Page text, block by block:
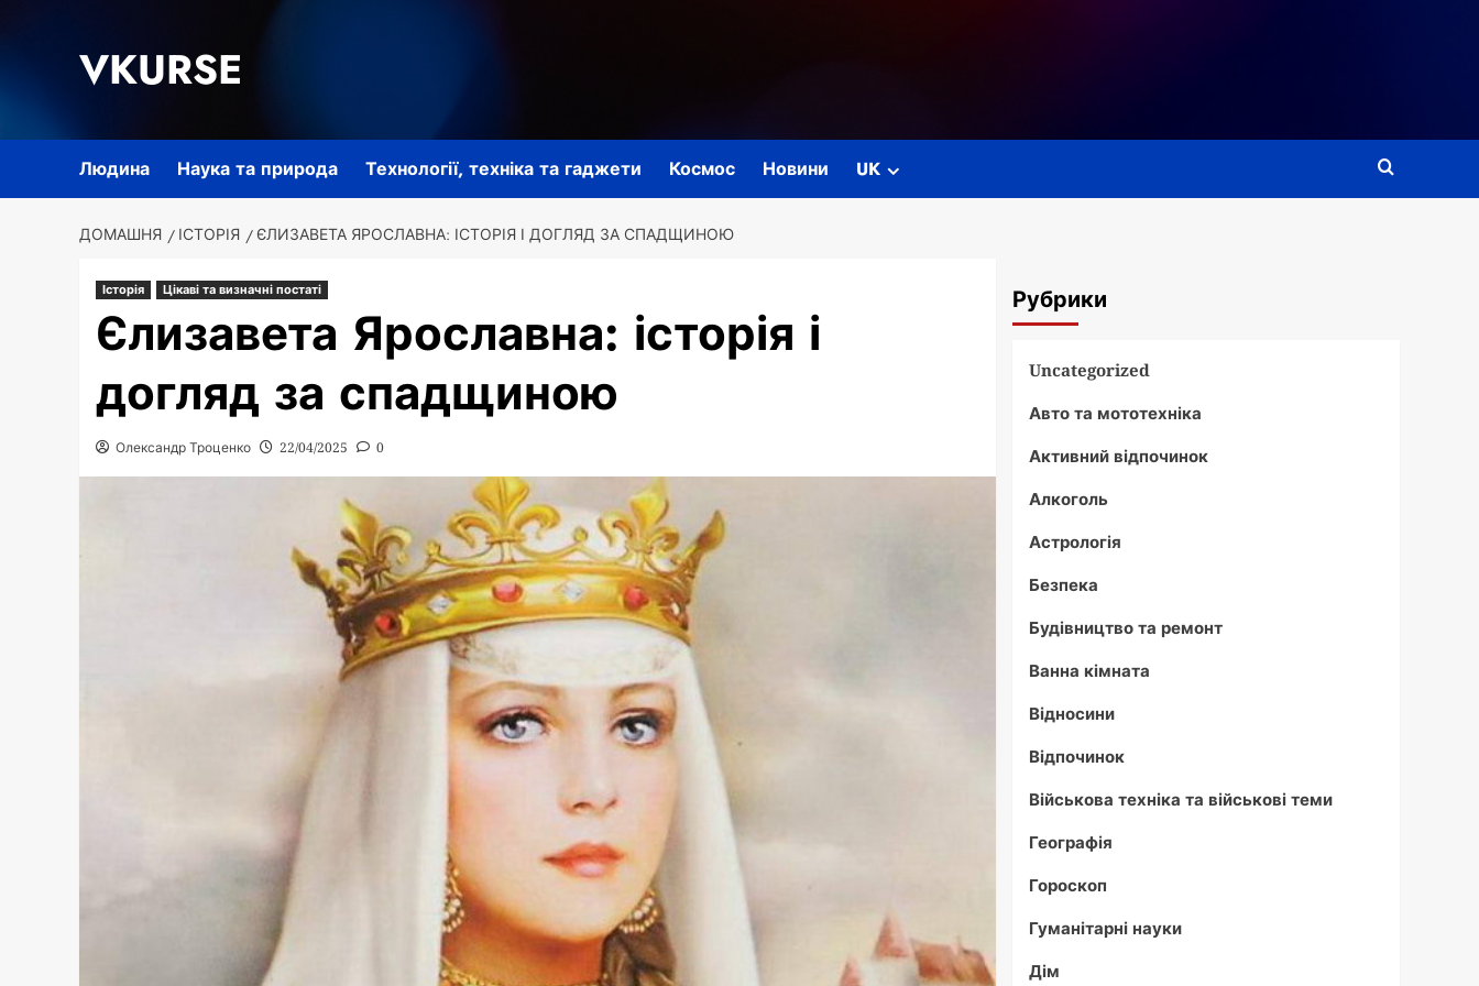
VKURSE
Людина Наука та природа Технології, техніка та гаджети Космос Новини UK
ДОМАШНЯ ІСТОРІЯ ЄЛИЗАВЕТА ЯРОСЛАВНА: ІСТОРІЯ І ДОГЛЯД ЗА СПАДЩИНОЮ
Історія Цікаві та визначні постаті
Єлизавета Ярославна: історія і
догляд за спадщиною
Олександр Троценко 22/04/2025 0
Рубрики
Uncategorized
Авто та мототехніка
Активний відпочинок
Алкоголь
Астрологія
Безпека
Будівництво та ремонт
Ванна кімната
Відносини
Відпочинок
Військова техніка та військові теми
Географія
Гороскоп
Гуманітарні науки
Дім